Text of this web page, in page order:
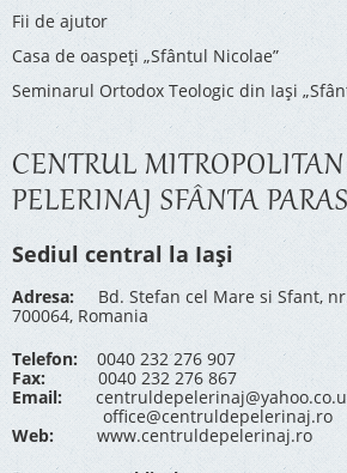
Fii de ajutor
Casa de oaspeți „Sfântul Nicolae”
Seminarul Ortodox Teologic din Iași
CENTRUL
PELERINAJ SFÂNTA
Sediul central la Iași
Adresa: Bd. Stefan cel Mare si Sfant,
700064, Romania
Telefon: 0040 232 276 907
Fax: 0040 232 276 867
Email:
office@centruldepelerinaj.ro
Web:
www.centruldepelerinaj.ro